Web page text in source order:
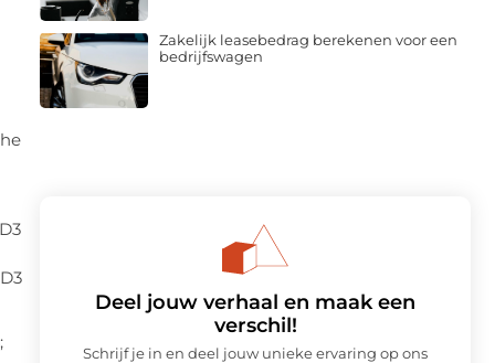
Zakelijk leasebedrag berekenen voor een
bedrijfswagen
Deel jouw verhaal en maak een
verschil!
Schrijf je in en deel jouw unieke ervaring op ons